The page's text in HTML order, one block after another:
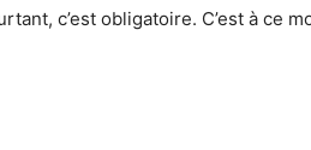
c’est obligatoire. C’est à ce